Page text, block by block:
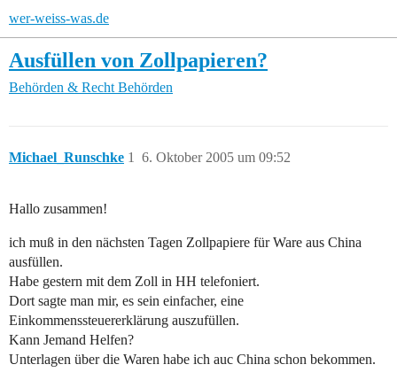
wer-weiss-was.de
Ausfüllen von Zollpapieren?
Behörden & Recht Behörden
Michael_Runschke 6. Oktober 2005 um 09:52
1
Hallo zusammen!
ich muß in den nächsten Tagen Zollpapiere für Ware aus China
ausfüllen.
Habe gestern mit dem Zoll in HH telefoniert.
Dort sagte man mir, es sein einfacher, eine
Einkommenssteuererklärung auszufüllen.
Kann Jemand Helfen?
Unterlagen über die Waren habe ich auc China schon bekommen.